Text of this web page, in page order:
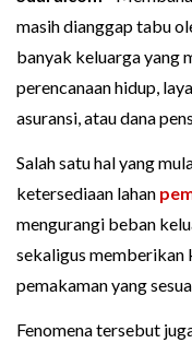
masih dianggap tabu
banyak keluarga yang
perencanaan hidup,
asuransi, atau dana
Salah satu hal yang
ketersediaan lahan
mengurangi beban
sekaligus memberikan
pemakaman yang
Fenomena tersebut